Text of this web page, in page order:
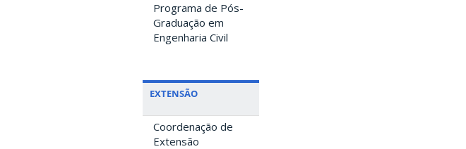
Programa de Pós-
Graduação em
Engenharia Civil
EXTENSÃO
Coordenação de
Extensão